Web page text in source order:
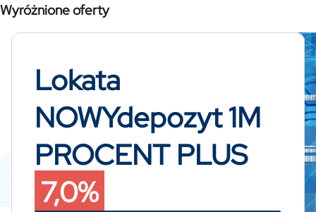
Wyróżnione oferty
Lokata
NOWYdepozyt 1M
PROCENT PLUS
7,0%